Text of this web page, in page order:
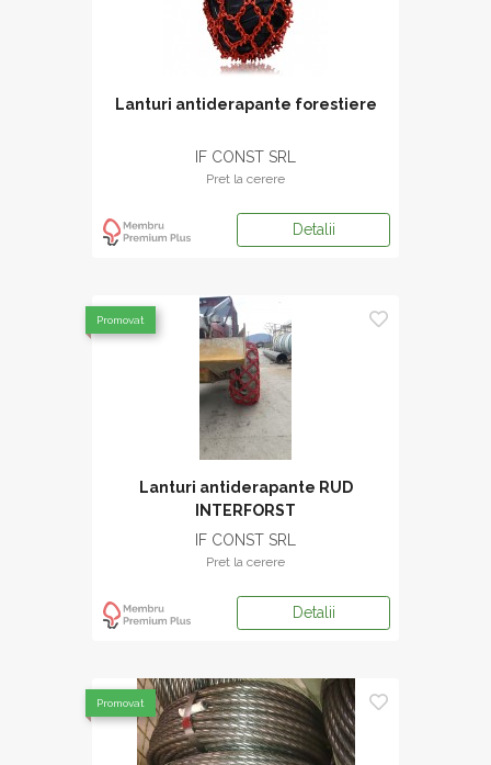
Lanturi antiderapante forestiere
IF CONST SRL
Pret la cerere
Detalii
Lanturi antiderapante RUD
INTERFORST
IF CONST SRL
Pret la cerere
Detalii
Promovat
Promovat